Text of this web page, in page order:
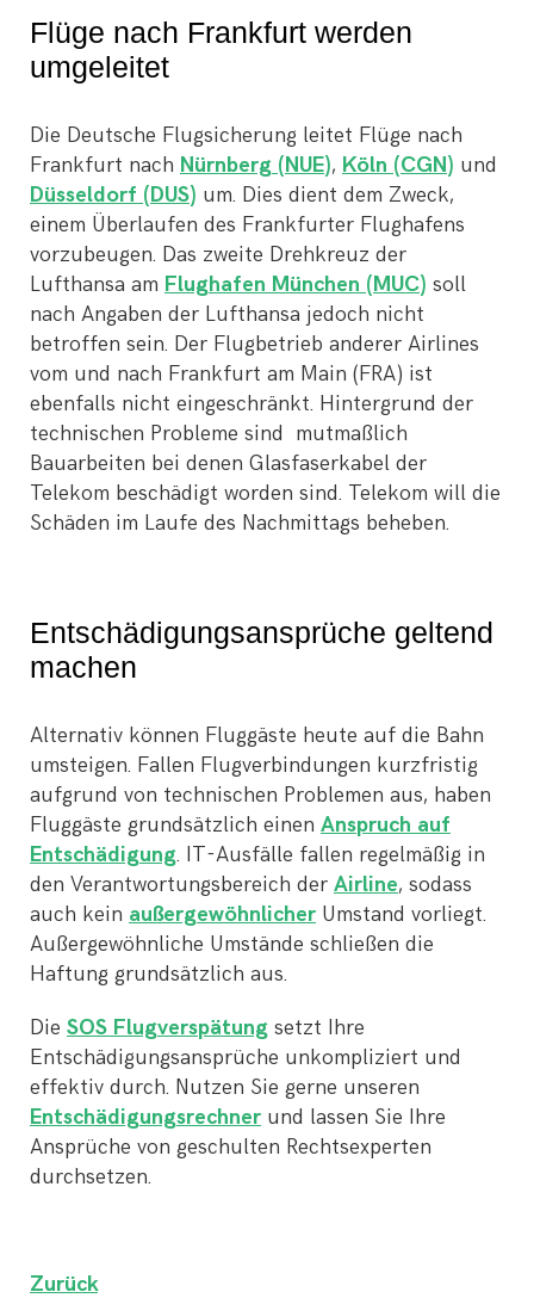
Flüge nach Frankfurt werden
umgeleitet
Die Deutsche Flugsicherung leitet Flüge nach
Frankfurt nach Nürnberg (NUE), Köln (CGN) und
Düsseldorf (DUS) um. Dies dient dem Zweck,
einem Überlaufen des Frankfurter Flughafens
vorzubeugen. Das zweite Drehkreuz der
Lufthansa am Flughafen München (MUC) soll
nach Angaben der Lufthansa jedoch nicht
betroffen sein. Der Flugbetrieb anderer Airlines
vom und nach Frankfurt am Main (FRA) ist
ebenfalls nicht eingeschränkt. Hintergrund der
technischen Probleme sind mutmaßlich
Bauarbeiten bei denen Glasfaserkabel der
Telekom beschädigt worden sind. Telekom will die
Schäden im Laufe des Nachmittags beheben.
Entschädigungsansprüche geltend
machen
Alternativ können Fluggäste heute auf die Bahn
umsteigen. Fallen Flugverbindungen kurzfristig
aufgrund von technischen Problemen aus, haben
Fluggäste grundsätzlich einen Anspruch auf
Entschädigung. IT-Ausfälle fallen regelmäßig in
den Verantwortungsbereich der Airline, sodass
auch kein außergewöhnlicher Umstand vorliegt.
Außergewöhnliche Umstände schließen die
Haftung grundsätzlich aus.
Die SOS Flugverspätung setzt Ihre
Entschädigungsansprüche unkompliziert und
effektiv durch. Nutzen Sie gerne unseren
Entschädigungsrechner und lassen Sie Ihre
Ansprüche von geschulten Rechtsexperten
durchsetzen.
Zurück